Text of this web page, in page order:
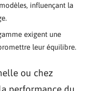
influençant la
exigent une
leur équilibre.
ou chez
performance du